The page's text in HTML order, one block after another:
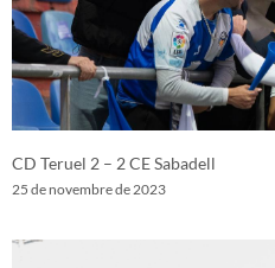
CD Teruel 2 – 2 CE Sabadell
25 de novembre de 2023